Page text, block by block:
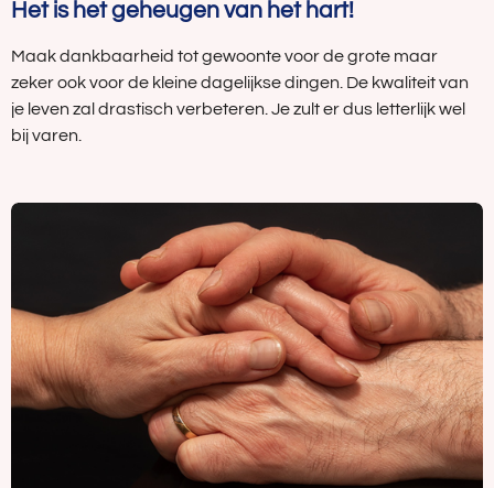
Het is het geheugen van het hart!
Maak dankbaarheid tot gewoonte voor de grote maar
zeker ook voor de kleine dagelijkse dingen. De kwaliteit van
je leven zal drastisch verbeteren. Je zult er dus letterlijk wel
bij varen.